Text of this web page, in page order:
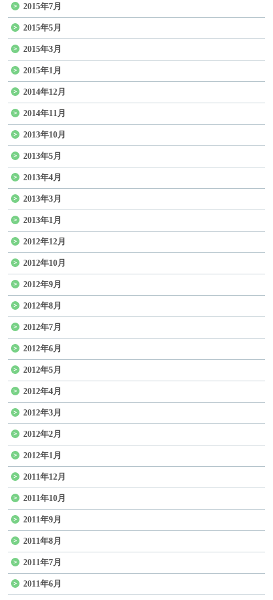
2015年7月
2015年5月
2015年3月
2015年1月
2014年12月
2014年11月
2013年10月
2013年5月
2013年4月
2013年3月
2013年1月
2012年12月
2012年10月
2012年9月
2012年8月
2012年7月
2012年6月
2012年5月
2012年4月
2012年3月
2012年2月
2012年1月
2011年12月
2011年10月
2011年9月
2011年8月
2011年7月
2011年6月